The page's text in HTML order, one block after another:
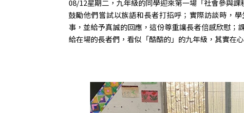
08/12星期二，九年級的同學迎來第一場「社會參與
鼓勵他們嘗試以族語和長者打招呼；實際訪談時，
事，並給予真誠的回應，這份尊重讓長者倍感欣慰
給在場的長者們，看似「酷酷的」的九年級，其實在